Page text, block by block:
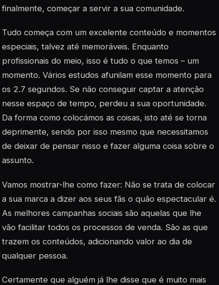
finalmente, começar a servir a sua comunidade.
Tudo começa com um excelente conteúdo e momentos
especiais, talvez até memoráveis. Enquanto
profissionais do meio, isso é tudo o que temos – um
momento. Vários estudos afunilam esse momento para
os 2.7 segundos. Se não conseguir captar a atenção
nesse espaço de tempo, perdeu a sua oportunidade.
Da forma como colocámos as coisas, isto até se torna
deprimente, sendo por isso mesmo que necessitamos
de deixar de pensar nisso e fazer alguma coisa sobre o
assunto.
Vamos mostrar-lhe como fazer: Não se trata de colocar
a sua marca a dizer aos seus fãs o quão espectacular é.
As melhores campanhas sociais são aquelas que lhe
vão facilitar todos os processos de venda. São as que
trazem os conteúdos, adicionando valor ao dia de
qualquer pessoa.
Certamente que alguém já lhe disse que é muito mais